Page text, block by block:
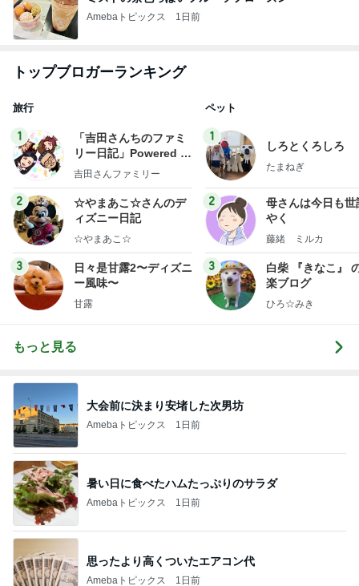
Amebaトピックス 1日前
トップブロガーランキング
旅行
1
「吉田さんちのファミ
リー日記」Powered b
y Ameba 吉田さんファ
ログ
吉田さんファミリー
2
☆やまあこ☆さんのデ
ィズニー日記
☆やまあこ☆
3
日々是甘露2〜ディズニ
ー風味〜
甘露
ペット
1
しろとくろしろ
たまねぎ
2
母さんは今日も世
やく
藤緒 ミルカ
3
白柴 『きなこ』
楽ブログ
ひろ☆みき
もっと見る
大会前に決まり安堵した次男坊
Amebaトピックス 1日前
暑い日に食べたハムたっぷりのサラダ
Amebaトピックス 1日前
思ったより高くついたエアコン代
Amebaトピックス 1日前